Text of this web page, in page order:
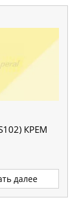
КРЕМ
далее